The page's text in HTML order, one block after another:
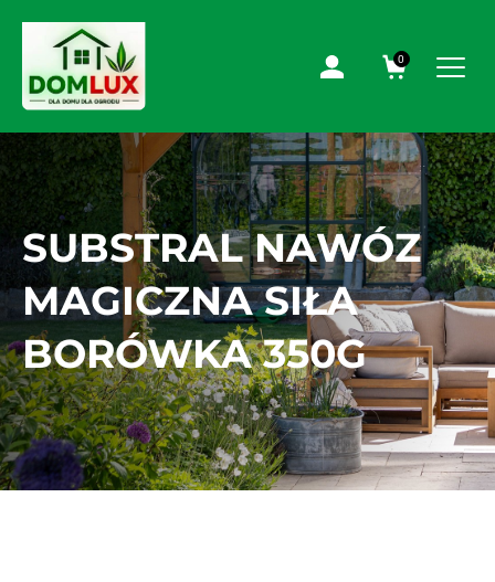
0
SUBSTRAL NAWÓZ
MAGICZNA SIŁA
BORÓWKA 350G